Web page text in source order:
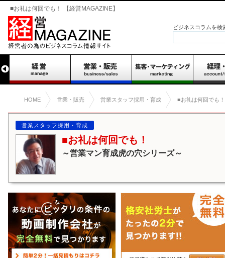
■お礼は何回でも！ 【経営MAGAZINE】
ビジネスコラムを検
HOME 営業・販売 営業スタッフ採用・育成 ■お礼は何回でも！
営業スタッフ採用・育成
■お礼は何回でも！
～営業マン育成虎の穴シリーズ～